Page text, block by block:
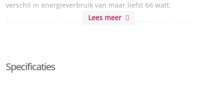
verschil in energieverbruik van maar liefst 66 watt.
Daarnaast kunt u van de MEGAMAN MM12855 extra lang
De lichtsterkte wordt omschreven als erg warm licht en kan
Lees meer
Specificaties